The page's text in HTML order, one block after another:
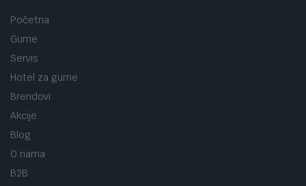
Početna
Gume
Servis
Hotel za gume
Brendovi
Akcije
Blog
O nama
B2B